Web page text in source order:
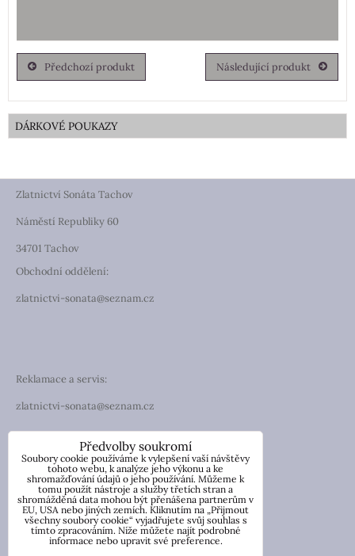
Předchozí produkt Následující produkt
DÁRKOVÉ POUKAZY
Zlatnictví Sonáta Tachov
Náměstí Republiky 60
34701 Tachov
Obchodní oddělení:
zlatnictvi-sonata@seznam.cz
Reklamace a servis:
zlatnictvi-sonata@seznam.cz
TELEFON
Telefon: +420 774 194 130
IČO: 13854976
DIČ: CZ7057181846
Nicole Wetzlerová
Předvolby soukromí
Soubory cookie používáme k vylepšení vaší návštěvy
tohoto webu, k analýze jeho výkonu a ke
shromažďování údajů o jeho používání. Můžeme k
tomu použít nástroje a služby třetích stran a
shromážděná data mohou být přenášena partnerům v
EU, USA nebo jiných zemích. Kliknutím na „Přijmout
všechny soubory cookie“ vyjadřujete svůj souhlas s
tímto zpracováním. Níže můžete najít podrobné
informace nebo upravit své preference.